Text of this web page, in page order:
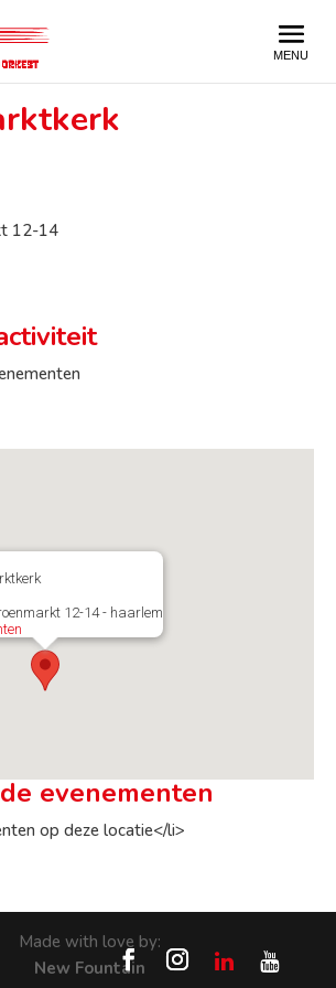
12-14
12-14 - haarlem
evenementen
op deze locatie</li>
Made with love by:
New Fountain